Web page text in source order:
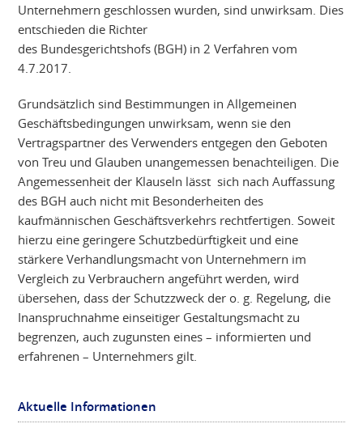
Unternehmern geschlossen wurden, sind unwirksam. Dies
entschieden die Richter
des Bundesgerichtshofs (BGH) in 2 Verfahren vom
4.7.2017.
Grundsätzlich sind Bestimmungen in Allgemeinen
Geschäftsbedingungen unwirksam, wenn sie den
Vertragspartner des Verwenders entgegen den Geboten
von Treu und Glauben unangemessen benachteiligen. Die
Angemessenheit der Klauseln lässt sich nach Auffassung
des BGH auch nicht mit Besonderheiten des
kaufmännischen Geschäftsverkehrs rechtfertigen. Soweit
hierzu eine geringere Schutzbedürftigkeit und eine
stärkere Verhandlungsmacht von Unternehmern im
Vergleich zu Verbrauchern angeführt werden, wird
übersehen, dass der Schutzzweck der o. g. Regelung, die
Inanspruchnahme einseitiger Gestaltungsmacht zu
begrenzen, auch zugunsten eines – informierten und
erfahrenen – Unternehmers gilt.
Aktuelle Informationen